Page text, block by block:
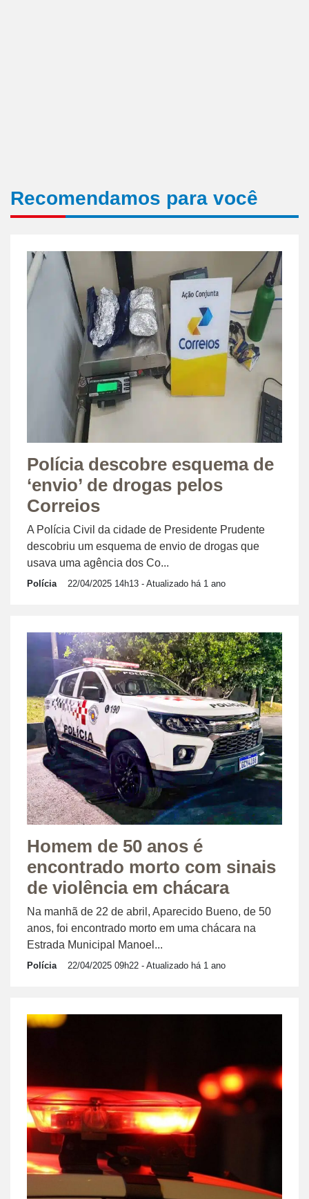
Recomendamos para você
Polícia descobre esquema de
‘envio’ de drogas pelos
Correios
A Polícia Civil da cidade de Presidente Prudente
descobriu um esquema de envio de drogas que
usava uma agência dos Co...
Polícia 22/04/2025 14h13 - Atualizado há 1 ano
Homem de 50 anos é
encontrado morto com sinais
de violência em chácara
Na manhã de 22 de abril, Aparecido Bueno, de 50
anos, foi encontrado morto em uma chácara na
Estrada Municipal Manoel...
Polícia 22/04/2025 09h22 - Atualizado há 1 ano